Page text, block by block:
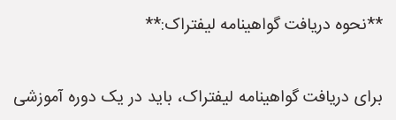
**نحوه دریافت گواهینامه لیفتراک:**
برای دریافت گواهینامه لیفتراک، باید در یک دوره آموزشی